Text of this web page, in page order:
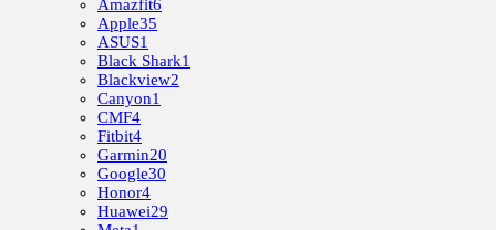
Amazfit6
Apple35
ASUS1
Black Shark1
Blackview2
Canyon1
CMF4
Fitbit4
Garmin20
Google30
Honor4
Huawei29